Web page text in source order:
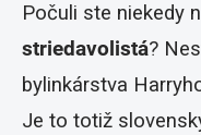
Počuli ste niekedy
striedavolistá?
bylinkárstva
Je to totiž